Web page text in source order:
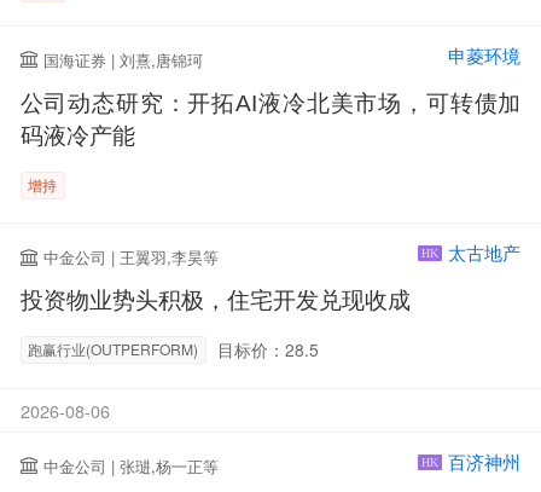
国海证券 | 刘熹,唐锦珂 申菱环境
公司动态研究：开拓AI液冷北美市场，可转债加
码液冷产能
增持
中金公司 | 王翼羽,李昊等 HK 太古地产
投资物业势头积极，住宅开发兑现收成
跑赢行业(OUTPERFORM) 目标价：28.5
2026-08-06
中金公司 | 张琎,杨一正等 HK 百济神州